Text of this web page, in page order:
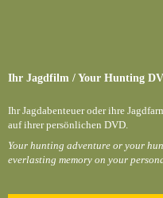
Ihr Jagdfilm / Your Hunting
Ihr Jagdabenteuer oder ihre
auf ihrer persönlichen DVD.
Your hunting adventure or your
everlasting memory on your